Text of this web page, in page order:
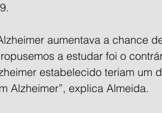
aumentava a chance
a estudar foi o
estabelecido teriam um
Alzheimer”, explica Almeida.